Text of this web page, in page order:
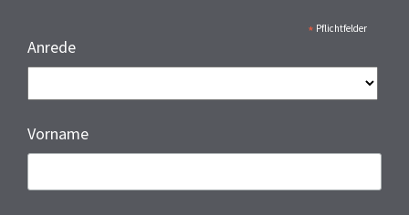
* Pflichtfelder
Anrede
Vorname